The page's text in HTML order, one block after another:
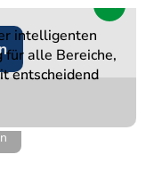
NEU
intelligenten
alle Bereiche,
entscheidend
NEU
intelligenten
alle Bereiche,
entscheidend
NEU
intelligenten
alle Bereiche,
entscheidend
Sie Ihre